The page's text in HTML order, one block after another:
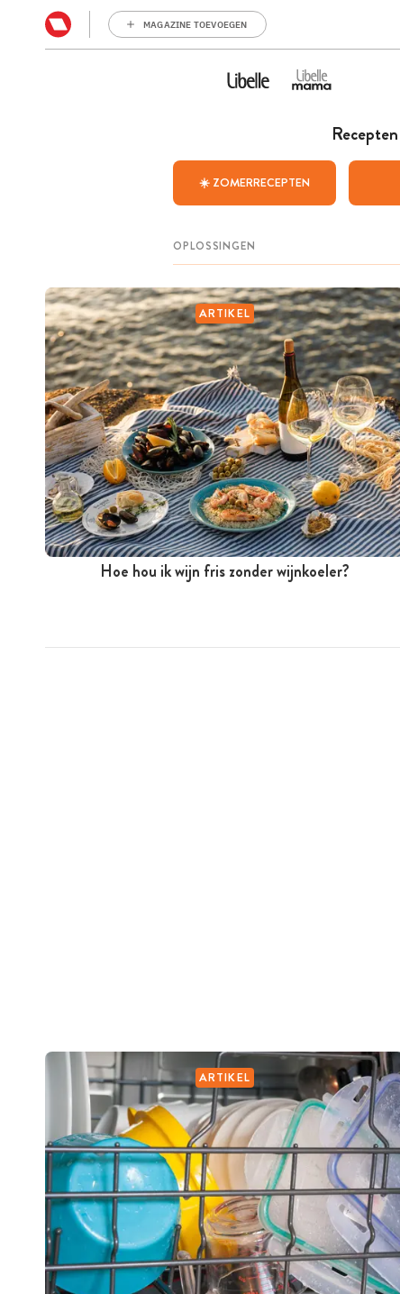
MAGAZINE TOEVOEGEN
Recepten
☀️ ZOMERRECEPTEN
ARTIKEL
Hoe hou ik wijn fris zonder wijnkoeler?
ARTIKEL